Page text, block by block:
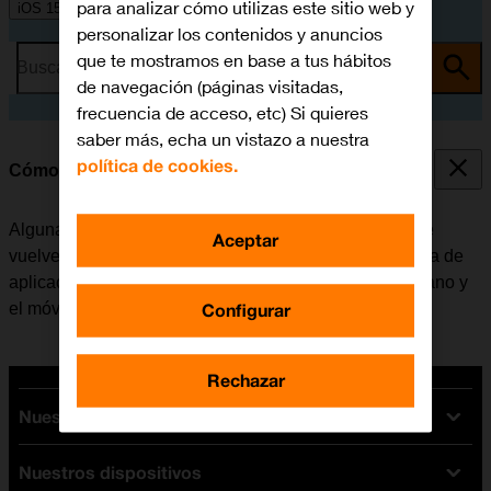
iOS 15.1
Busca por problema o tema
Cómo cerrar las aplicaciones en segundo plano
Algunas aplicaciones no se cierran del todo cuando se
vuelve a la pantalla de inicio. Si no se cierran de la lista de
aplicaciones activas, seguirán estando en segundo plano y
el móvil funcionará más lentamente.
Nuestras tarifas
Tarifas Orange
Nuestros dispositivos
para analizar cómo utilizas este sitio web y
personalizar los contenidos y anuncios
que te mostramos en base a tus hábitos
de navegación (páginas visitadas,
frecuencia de acceso, etc) Si quieres
saber más, echa un vistazo a nuestra
política de cookies.
Configurar
Rechazar
Aceptar